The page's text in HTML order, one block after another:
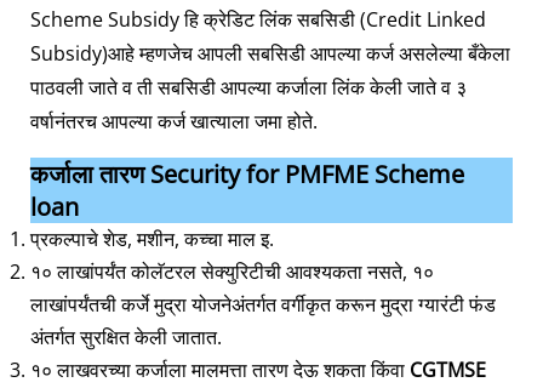
Scheme Subsidy हि क्रेडिट लिंक सबसिडी (Credit Linked
Subsidy)आहे म्हणजेच आपली सबसिडी आपल्या कर्ज असलेल्या बँकेला
पाठवली जाते व ती सबसिडी आपल्या कर्जाला लिंक केली जाते व ३
वर्षानंतरच आपल्या कर्ज खात्याला जमा होते.
कर्जाला तारण Security for PMFME Scheme
loan
प्रकल्पाचे शेड, मशीन, कच्चा माल इ.
१० लाखांपर्यंत कोलॅटरल सेक्युरिटीची आवश्यकता नसते, १०
लाखांपर्यंतची कर्जे मुद्रा योजनेअंतर्गत वर्गीकृत करून मुद्रा ग्यारंटी फंड
अंतर्गत सुरक्षित केली जातात.
१० लाखवरच्या कर्जाला मालमत्ता तारण देऊ शकता किंवा CGTMSE